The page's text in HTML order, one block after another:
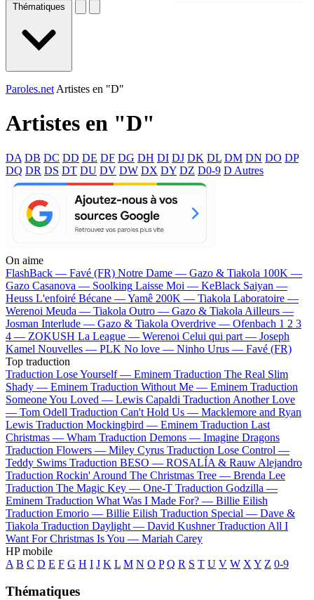
Thématiques
Paroles.net Artistes en "D"
Artistes en "D"
DA DB DC DD DE DF DG DH DI DJ DK DL DM DN DO DP
DQ DR DS DT DU DV DW DX DY DZ D0-9 D Autres
On aime
FlashBack — Favé (FR) Notre Dame — Gazo & Tiakola 100K —
Gazo Casanova — Soolking Laisse Moi — KeBlack Saiyan —
Heuss L'enfoiré Bécane —Yamê 200K — Tiakola Laboratoire —
Werenoi Meuda — Tiakola Outro — Gazo & Tiakola Ailleurs —
Josman Interlude — Gazo & Tiakola Overdrive — Ofenbach 1 2 3
4 — ZOKUSH La League — Werenoi Celui qui part — Joseph
Kamel Nouvelles — PLK No love — Ninho Urus — Favé (FR)
Top traduction
Traduction Lose Yourself — Eminem Traduction The Real Slim
Shady — Eminem Traduction Without Me — Eminem Traduction
Someone You Loved — Lewis Capaldi Traduction Another Love
— Tom Odell Traduction Can't Hold Us — Macklemore and Ryan
Lewis Traduction Mockingbird — Eminem Traduction Last
Christmas — Wham Traduction Demons — Imagine Dragons
Traduction Flowers — Miley Cyrus Traduction Lose Control —
Teddy Swims Traduction BESO — ROSALÍA & Rauw Alejandro
Traduction Rockin' Around The Christmas Tree — Brenda Lee
Traduction The Magic Key — One-T Traduction Godzilla —
Eminem Traduction What Was I Made For? — Billie Eilish
Traduction Emorio — Billie Eilish Traduction Special — Dave &
Tiakola Traduction Daylight — David Kushner Traduction All I
Want For Christmas Is You — Mariah Carey
HP mobile
A B C D E F G H I J K L M N O P Q R S T U V W X Y Z 0-9
Thématiques